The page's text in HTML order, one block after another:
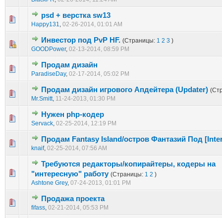
psd + верстка sw13
Happy131, 02-26-2014, 01:01 AM
0 голос(ов) - 0 из 5 в среднем
1 2345
Инвестор под PvP HF. (Страницы: 1 2 3 )
GOODPower, 02-13-2014, 08:59 PM
0 голос(ов) - 0 из 5 в среднем
1 2 34
Продам дизайн
ParadiseDay, 02-17-2014, 05:02 PM
0 голос(ов) - 0 из 5 в среднем
123
Продам дизайн игрового Апдейтера (Updater)
Mr.Smitt, 11-24-2013, 01:30 PM
1 голос(ов) - 5 из 5 в среднем
12345
Нужен php-кодер
Servack, 02-25-2014, 12:19 PM
0 голос(ов) - 0 из 5 в среднем
1234
Продам Fantasy Island/остров Фантазий Под
knaif, 02-25-2014, 07:56 AM
0 голос(ов) - 0 из 5 в среднем
123 45
Требуются редакторы/копирайтеры, кодеры на
"интересную" работу (Страницы: 1 2 )
Ashtone Grey, 07-24-2013, 01:01 PM
0 голос(ов) - 0 из 5 в среднем
12345
Продажа проекта
fifass, 02-21-2014, 05:53 PM
0 голос(ов) - 0 из 5 в среднем
12345